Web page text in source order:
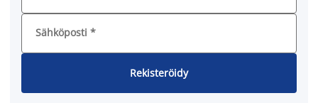
Sähköposti *
Rekisteröidy